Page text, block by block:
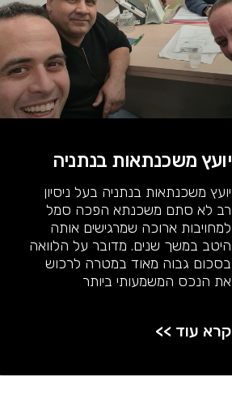
יועץ משכנתאות בנתניה
יועץ משכנתאות בנתניה בעל ניסיון
רב לא סתם משכנתא הפכה סמל
למחויבות ארוכה שמרגישים אותה
היטב במשך שנים. מדובר על הלוואה
בסכום גבוה מאוד במטרה לרכוש
את הנכס המשמעותי ביותר
קרא עוד >>